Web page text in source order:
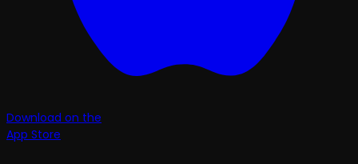
Download on the
App Store